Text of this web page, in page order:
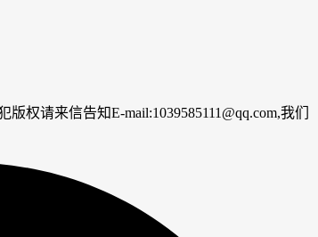
请来信告知E-mail:1039585111@qq.com,我们